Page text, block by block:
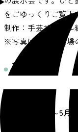
をごゆっくりご覧下
制作：手芸サークル
※写真は昨年の会場
基本情報
5月2日（土）～5月